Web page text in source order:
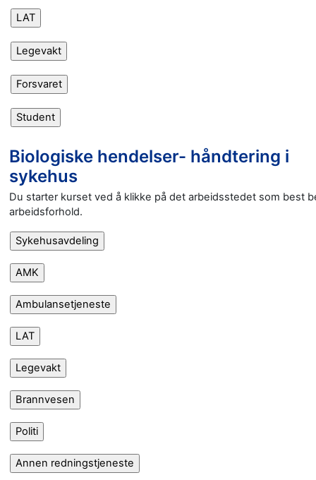
Biologiske hendelser- håndtering i
sykehus
Du starter kurset ved å klikke på det arbeidsstedet som best
arbeidsforhold.